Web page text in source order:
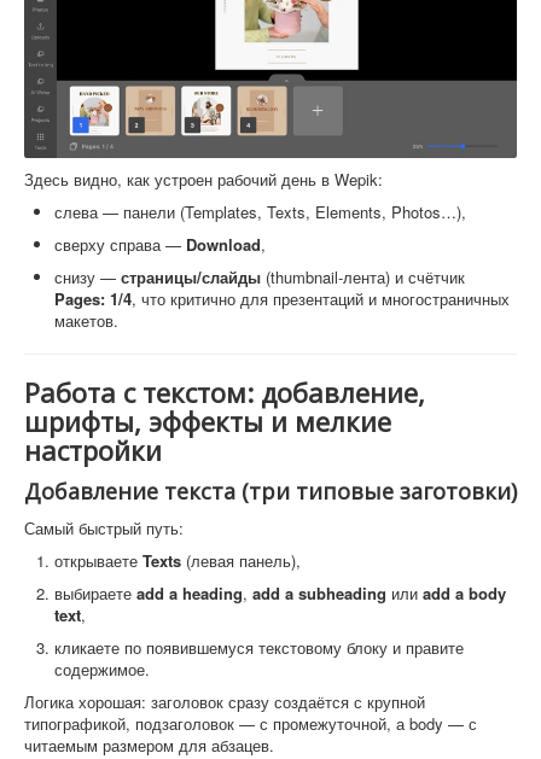
Здесь видно, как устроен рабочий день в Wepik:
слева — панели (Templates, Texts, Elements, Photos…),
сверху справа — Download,
снизу — страницы/слайды (thumbnail-лента) и счётчик
Pages: 1/4, что критично для презентаций и многостраничных
макетов.
Работа с текстом: добавление,
шрифты, эффекты и мелкие
настройки
Добавление текста (три типовые заготовки)
Самый быстрый путь:
открываете Texts (левая панель),
выбираете add a heading, add a subheading или add a body
text,
кликаете по появившемуся текстовому блоку и правите
содержимое.
Логика хорошая: заголовок сразу создаётся с крупной
типографикой, подзаголовок — с промежуточной, а body — с
читаемым размером для абзацев.